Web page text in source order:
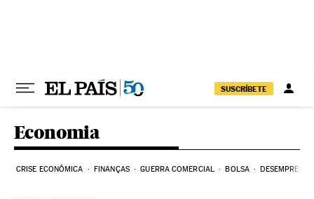
SUSCRÍBETE
Economia
CRISE ECONÔMICA FINANÇAS GUERRA COMERCIAL BOLSA DESEMPREGO